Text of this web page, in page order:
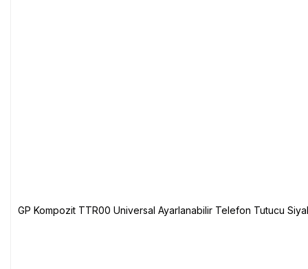
GP Kompozit TTR00 Universal Ayarlanabilir Telefon Tutucu